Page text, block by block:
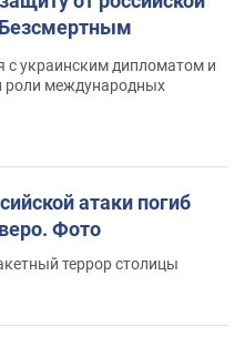
с украинским дипломатом и
роли международных
атаки погиб
Фото
террор столицы